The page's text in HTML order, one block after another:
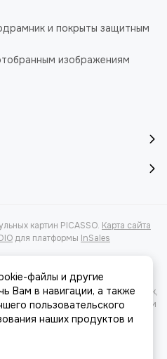
и покрыты защитным
изображениям
картин PICASSO. Карта сайта
для платформы InSales
касающаяся характеристик,
информационный характер и ни при
офертой, определяемой
Гражданского кодекса РФ.
файлы и другие
Вам в навигации, а также
пользовательского
наших продуктов и